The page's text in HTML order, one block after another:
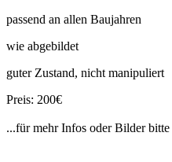
passend an allen Baujahren
wie abgebildet
guter Zustand, nicht manipuliert
Preis: 200€
...für mehr Infos oder Bilder bitte